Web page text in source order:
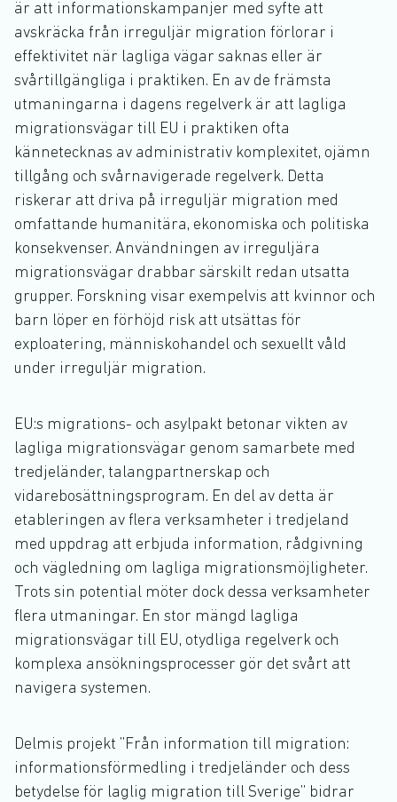
är att informationskampanjer med syfte att
avskräcka från irreguljär migration förlorar i
effektivitet när lagliga vägar saknas eller är
svårtillgängliga i praktiken. En av de främsta
utmaningarna i dagens regelverk är att lagliga
migrationsvägar till EU i praktiken ofta
kännetecknas av administrativ komplexitet, ojämn
tillgång och svårnavigerade regelverk. Detta
riskerar att driva på irreguljär migration med
omfattande humanitära, ekonomiska och politiska
konsekvenser. Användningen av irreguljära
migrationsvägar drabbar särskilt redan utsatta
grupper. Forskning visar exempelvis att kvinnor och
barn löper en förhöjd risk att utsättas för
exploatering, människohandel och sexuellt våld
under irreguljär migration.
EU:s migrations- och asylpakt betonar vikten av
lagliga migrationsvägar genom samarbete med
tredjeländer, talangpartnerskap och
vidarebosättningsprogram. En del av detta är
etableringen av flera verksamheter i tredjeland
med uppdrag att erbjuda information, rådgivning
och vägledning om lagliga migrationsmöjligheter.
Trots sin potential möter dock dessa verksamheter
flera utmaningar. En stor mängd lagliga
migrationsvägar till EU, otydliga regelverk och
komplexa ansökningsprocesser gör det svårt att
navigera systemen.
Delmis projekt ”Från information till migration:
informationsförmedling i tredjeländer och dess
betydelse för laglig migration till Sverige” bidrar